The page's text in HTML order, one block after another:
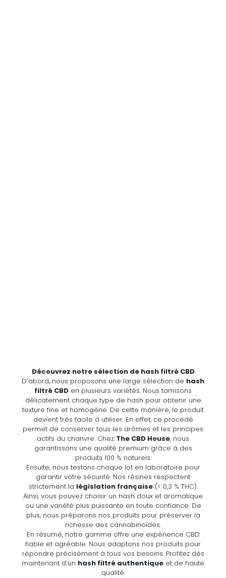
Découvrez notre sélection de hash filtré CBD
D’abord, nous proposons une large sélection de hash
filtré CBD en plusieurs variétés. Nous tamisons
délicatement chaque type de hash pour obtenir une
texture fine et homogène. De cette manière, le produit
devient très facile à utiliser.En effet,ce procédé
permet de conserver tous les arômes et les principes
actifs du chanvre. Chez The CBD House, nous
garantissons une qualité premium grâce à des
produits 100 % naturels.
Ensuite,nous testons chaque lot en laboratoire pour
garantir votre sécurité. Nos résines respectent
strictement la législation française(< 0,3 % THC).
Ainsi, vous pouvez choisir un hash doux et aromatique
ou une variété plus puissante en toute confiance.De
plus,nous préparons nos produits pour préserver la
richesse des cannabinoïdes.
En résumé,notre gamme offre une expérience CBD
fiable et agréable. Nous adaptons nos produits pour
répondre précisément à tous vos besoins.Profitez dès
maintenant d’un hash filtré authentique et de haute
qualité.